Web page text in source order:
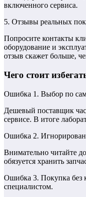
включенного сервиса.
5. Отзывы реальных
Попросите контакты
оборудование и
отзыв скажет больше,
Чего стоит
Ошибка 1. Выбор по
Дешевый поставщик
сервисе. В итоге
Ошибка 2.
Внимательно читайте
обязуется хранить
Ошибка 3. Покупка без
специалистом.